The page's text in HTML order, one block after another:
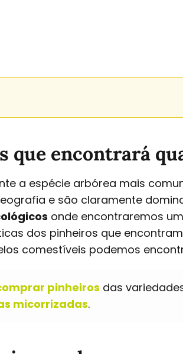
que encontrará
a espécie arbórea mais
e são claramente
onde encontraremos
dos pinheiros que
comestíveis podemos
pinheiros das
micorrizadas.